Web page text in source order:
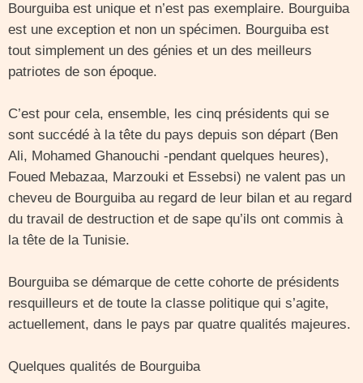
Bourguiba est unique et n’est pas exemplaire. Bourguiba
est une exception et non un spécimen. Bourguiba est
tout simplement un des génies et un des meilleurs
patriotes de son époque.
C’est pour cela, ensemble, les cinq présidents qui se
sont succédé à la tête du pays depuis son départ (Ben
Ali, Mohamed Ghanouchi -pendant quelques heures),
Foued Mebazaa, Marzouki et Essebsi) ne valent pas un
cheveu de Bourguiba au regard de leur bilan et au regard
du travail de destruction et de sape qu’ils ont commis à
la tête de la Tunisie.
Bourguiba se démarque de cette cohorte de présidents
resquilleurs et de toute la classe politique qui s’agite,
actuellement, dans le pays par quatre qualités majeures.
Quelques qualités de Bourguiba